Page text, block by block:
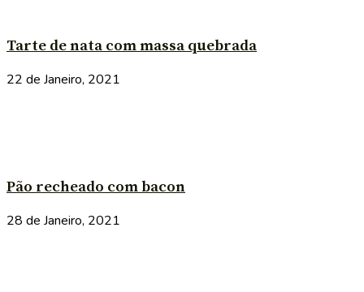
Tarte de nata com massa quebrada
22 de Janeiro, 2021
Pão recheado com bacon
28 de Janeiro, 2021